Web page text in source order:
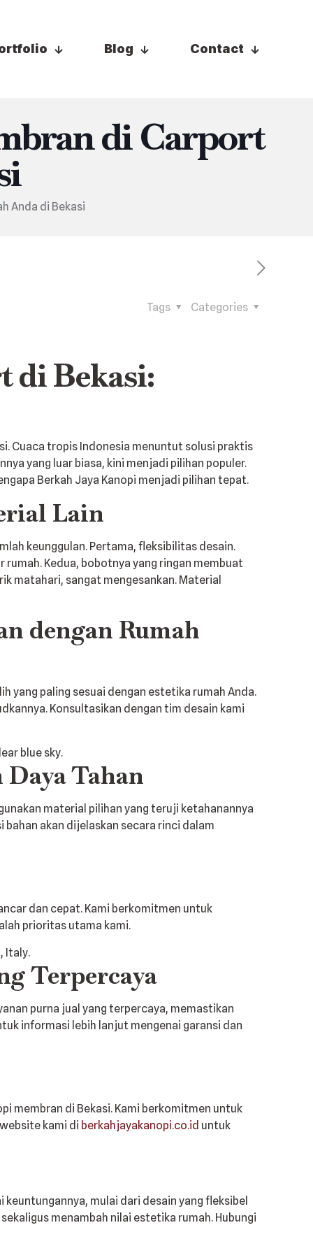
Blog Contact
di Carport
Anda di Bekasi
Categories
Tags
di Bekasi:
Cuaca tropis Indonesia menuntut solusi praktis
yang luar biasa, kini menjadi pilihan populer.
Berkah Jaya Kanopi menjadi pilihan tepat.
Lain
keunggulan. Pertama, fleksibilitas desain.
Kedua, bobotnya yang ringan membuat
matahari, sangat mengesankan. Material
dengan Rumah
yang paling sesuai dengan estetika rumah Anda.
Konsultasikan dengan tim desain kami
Tahan
material pilihan yang teruji ketahanannya
akan dijelaskan secara rinci dalam
dan cepat. Kami berkomitmen untuk
prioritas utama kami.
Terpercaya
purna jual yang terpercaya, memastikan
informasi lebih lanjut mengenai garansi dan
membran di Bekasi. Kami berkomitmen untuk
kami di berkahjayakanopi.co.id untuk
mulai dari desain yang fleksibel
menambah nilai estetika rumah. Hubungi